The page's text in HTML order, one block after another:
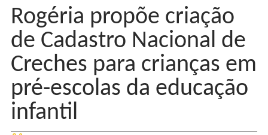
Rogéria propõe criação
de Cadastro Nacional de
Creches para crianças em
pré-escolas da educação
infantil